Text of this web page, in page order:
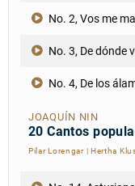
No. 2, Vos me
No. 3, De dónde
No. 4, De los
JOAQUÍN NIN
20 Cantos
Pilar Lorengar| Hertha